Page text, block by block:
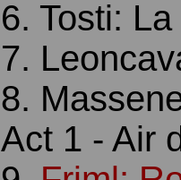
6. Tosti:
7.
8.
Act 1 -